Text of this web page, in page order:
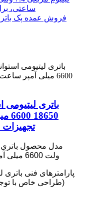
تجهیزات
ولت: XL 14.4 ولت 6600 میلی آمپر ساعت
(طراحی خاص با